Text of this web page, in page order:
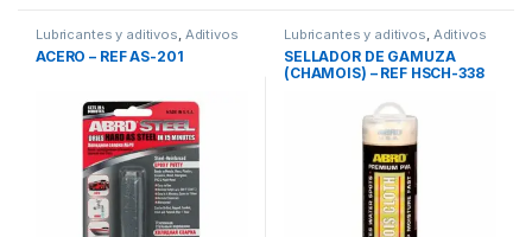
Lubricantes y aditivos, Aditivos
ACERO – REF AS-201
Lubricantes y aditivos, Aditivos
SELLADOR DE GAMUZA
(CHAMOIS) – REF HSCH-338